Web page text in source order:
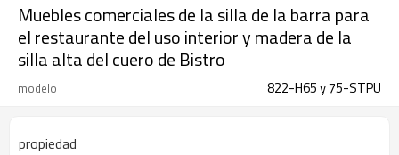
Muebles comerciales de la silla de la barra para
el restaurante del uso interior y madera de la
silla alta del cuero de Bistro
modelo 822-H65 y 75-STPU
propiedad